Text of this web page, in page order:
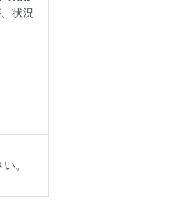
状況
。